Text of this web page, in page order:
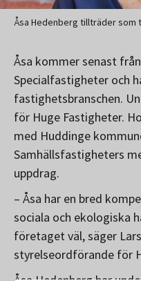
Åsa Hedenberg tillträder som
Åsa kommer senast
Specialfastigheter och
fastighetsbranschen.
för Huge Fastigheter.
med Huddinge
Samhällsfastigheters
uppdrag.
– Åsa har en bred
sociala och ekologiska
företaget väl, säger
styrelseordförande för